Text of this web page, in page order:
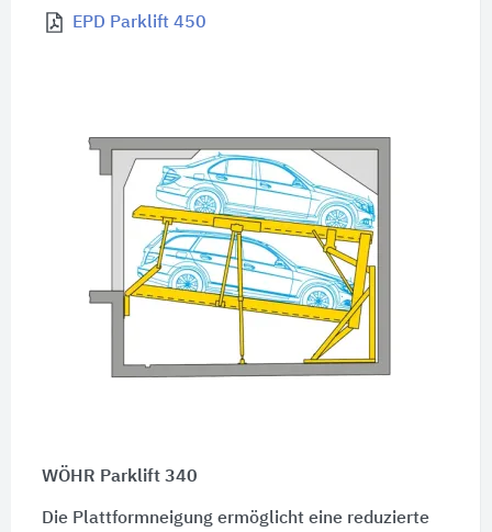
EPD Parklift 450
WÖHR Parklift 340
Die Plattformneigung ermöglicht eine reduzierte